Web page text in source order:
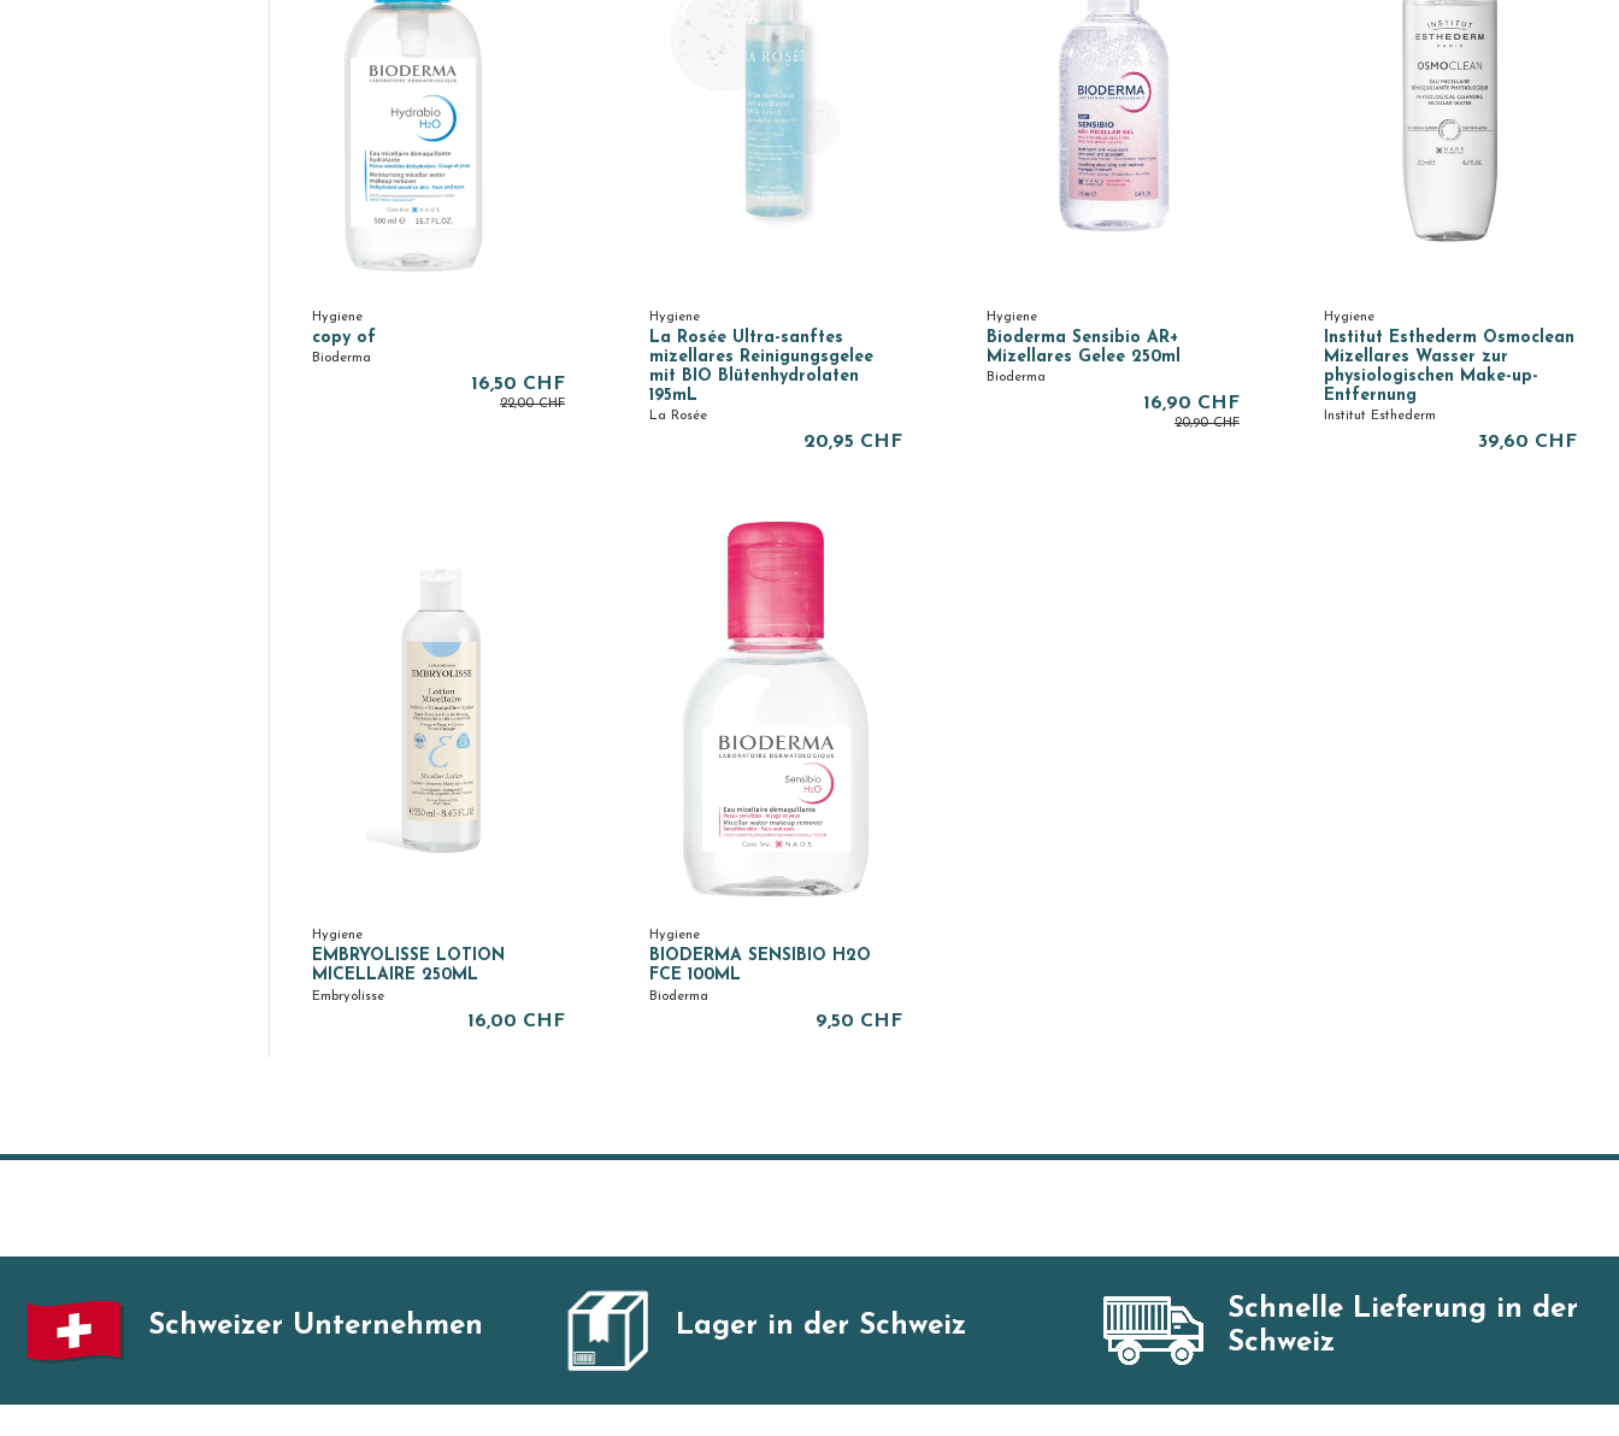
Hygiene
copy of
Bioderma
16,50 CHF
22,00 CHF
Hygiene
La Rosée Ultra-sanftes
mizellares Reinigungsgelee
mit BIO Blütenhydrolaten
195mL
La Rosée
20,95 CHF
Hygiene
Bioderma Sensibio AR+
Mizellares Gelee 250ml
Bioderma
16,90 CHF
20,90 CHF
Hygiene
Institut Esthederm Osmoclean
Mizellares Wasser zur
physiologischen Make-up-
Entfernung
Institut Esthederm
39,60 CHF
Hygiene
EMBRYOLISSE LOTION
MICELLAIRE 250ML
Embryolisse
16,00 CHF
Hygiene
BIODERMA SENSIBIO H2O
FCE 100ML
Bioderma
9,50 CHF
Schweizer Unternehmen Lager in der Schweiz
Schnelle Lieferung in der
Schweiz